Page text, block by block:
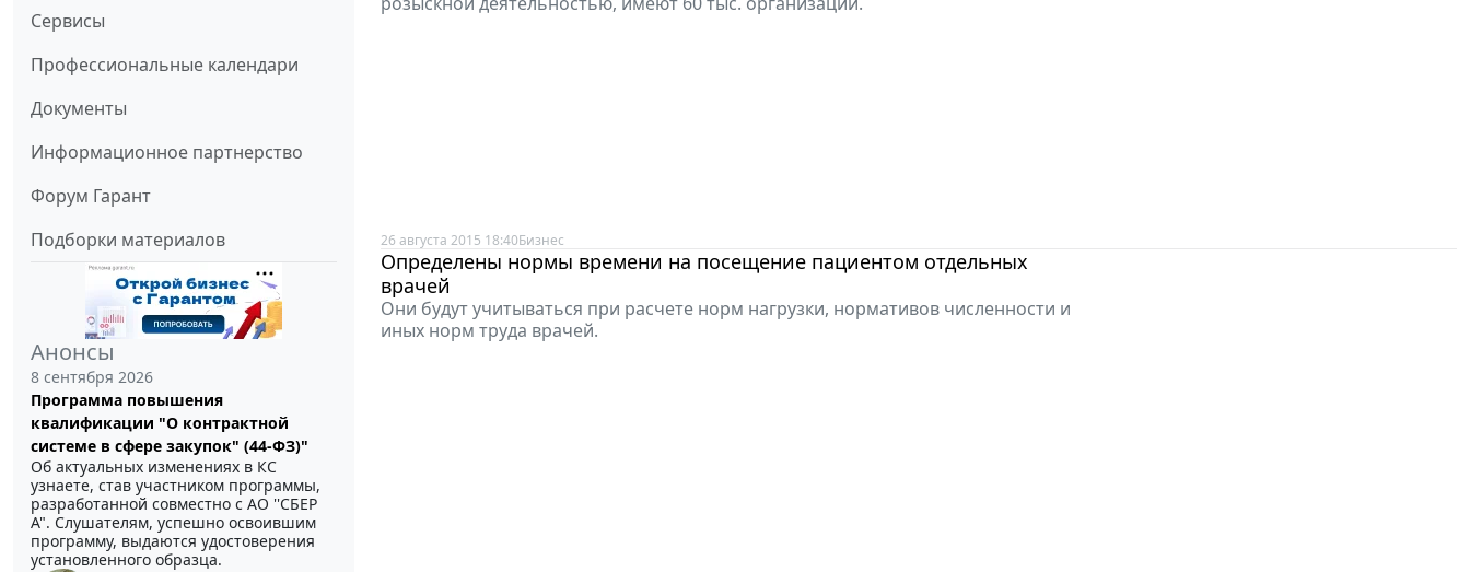
Сервисы
Профессиональные календари
Документы
Информационное партнерство
Форум Гарант
Подборки материалов
Анонсы
8 сентября 2026
Программа повышения
квалификации "О контрактной
системе в сфере закупок" (44-ФЗ)"
Об актуальных изменениях в КС
узнаете, став участником программы,
разработанной совместно с АО ''СБЕР
А". Слушателям, успешно освоившим
программу, выдаются удостоверения
установленного образца.
26 августа 2015 18:40Бизнес
Определены нормы времени на посещение пациентом отдельных
врачей
Они будут учитываться при расчете норм нагрузки, нормативов численности и
иных норм труда врачей.